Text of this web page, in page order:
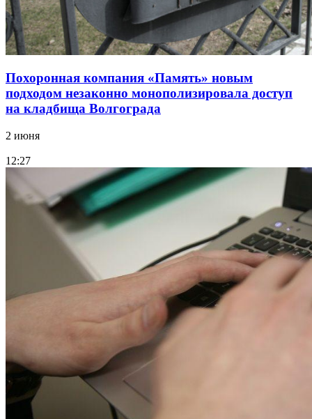
Похоронная компания «Память» новым
подходом незаконно монополизировала доступ
на кладбища Волгограда
2 июня
12:27